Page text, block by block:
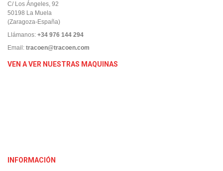
C/ Los Ángeles, 92
50198 La Muela
(Zaragoza-España)
Llámanos: +34 976 144 294
Email: tracoen@tracoen.com
VEN A VER NUESTRAS MAQUINAS
INFORMACIÓN